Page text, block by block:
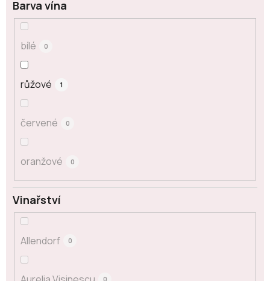
Barva vína
bílé 0
růžové 1
červené 0
oranžové 0
Vinařství
Allendorf 0